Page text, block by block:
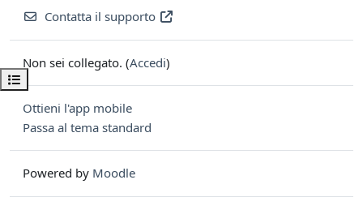
Apri indice del corso
Contatta il supporto
Non sei collegato. (Accedi)
Ottieni l'app mobile
Passa al tema standard
Powered by Moodle